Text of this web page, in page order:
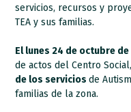
servicios, recursos y
TEA y sus familias.
El lunes 24 de octubre
de actos del Centro
de los serviciosde
familias de la zona.